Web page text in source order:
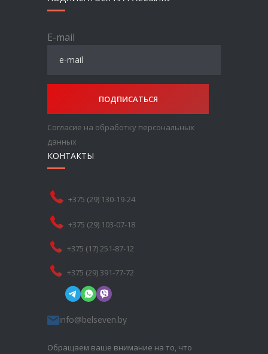
E-mail
ПОДПИСАТЬСЯ
Согласие на обработку персональных
данных
КОНТАКТЫ
+375 (29) 130-19-24
+375 (29) 103-07-18
+375 (17) 251-87-12
+375 (29) 391-77-72
info@belseven.by
Обращаем ваше внимание на то, что